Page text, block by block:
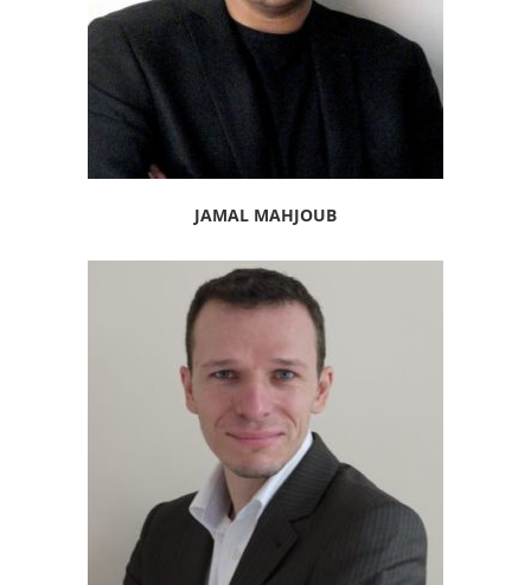
JAMAL MAHJOUB